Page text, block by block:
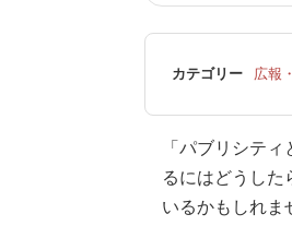
カテゴリー 広報
「パブリシテ
るにはどうした
いるかもしれま